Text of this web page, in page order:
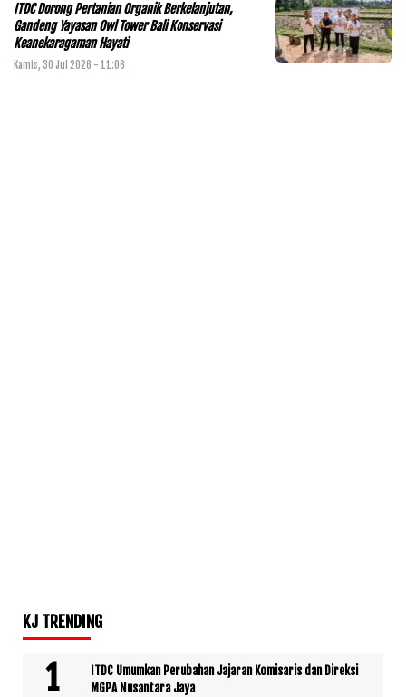
ITDC Dorong Pertanian Organik Berkelanjutan,
Gandeng Yayasan Owl Tower Bali Konservasi
Keanekaragaman Hayati
Kamis, 30 Jul 2026 - 11:06
KJ TRENDING
ITDC Umumkan Perubahan Jajaran Komisaris dan Direksi
MGPA Nusantara Jaya